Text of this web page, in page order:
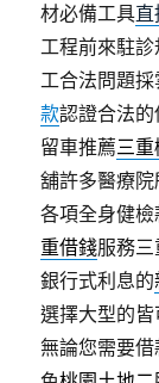
材必備工具
工程前來駐
工合法問題
款認證合法
留車推薦三
舖許多醫療
各項全身健
重借錢服務
銀行式利息的
選擇大型的
無論您需要